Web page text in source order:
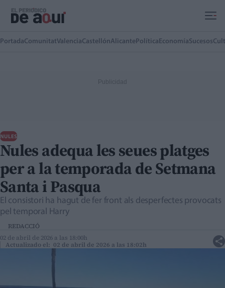
PortadaComunitatValenciaCastellónAlicante Política EconomíaSucesos
NULES
Nules adequa les seues platges
per a la temporada de Setmana
Santa i Pasqua
El consistori ha hagut de fer front als desperfectes provocats
pel temporal Harry
REDACCIÓ
02 de abril de 2026 a las 18:00h
Actualizado el: 02 de abril de 2026 a las 18:02h